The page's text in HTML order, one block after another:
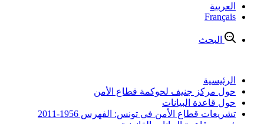
العربية
Français
البحث
الرئيسية
حول مركز جنيف لحوكمة قطاع الأمن
حول قاعدة البيانات
تشريعات قطاع الأمن في تونس: الفهرس 1956-2011